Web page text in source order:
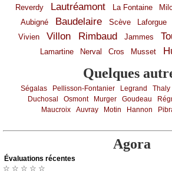
Reverdy
Lautréamont La Fontaine
Aubigné
Baudelaire Scève Laforgue
Vivien Villon Rimbaud Jammes
Lamartine
Nerval Cros Musset
Quelques
Ségalas Pellisson-Fontanier Legrand Thaly
Duchosal
Osmont Murger Goudeau
Maucroix
Auvray Motin Hannon
Agora
Évаluations récеntes
☆ ☆ ☆ ☆ ☆